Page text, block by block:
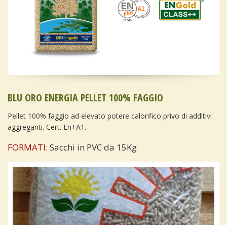
BLU ORO ENERGIA PELLET 100% FAGGIO
Pellet 100% faggio ad elevato potere calorifico privo di additivi
aggreganti. Cert. En+A1.
FORMATI: Sacchi in PVC da 15Kg